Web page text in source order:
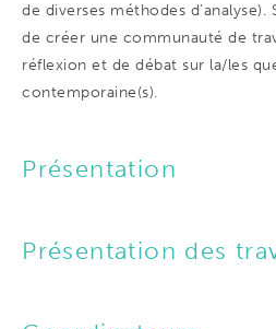
de diverses méthodes
de créer une communauté de
réflexion et de débat sur la/les
contemporaine(s).
Présentation
Présentation des